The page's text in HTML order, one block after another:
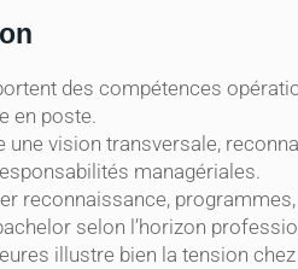
des compétences
en poste.
une vision transversale,
managériales.
reconnaissance,
selon l’horizon
illustre bien la tension